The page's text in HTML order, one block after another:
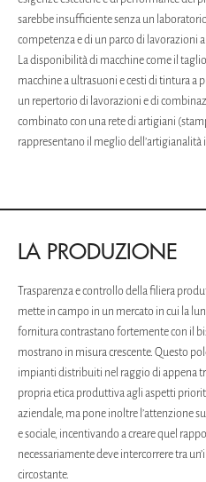
sarebbe insufficiente senza un
competenza e di un parco di lavorazioni
La disponibilità di macchine come il
macchine a ultrasuoni e cesti di tintura a
un repertorio di lavorazioni e di
combinato con una rete di artigiani
rappresentano il meglio dell’artigianalità
LA PRODUZIONE
Trasparenza e controllo della filiera
mette in campo in un mercato in cui la
fornitura contrastano fortemente con il
mostrano in misura crescente. Questo
impianti distribuiti nel raggio di appena
propria etica produttiva agli aspetti
aziendale, ma pone inoltre l’attenzione
e sociale, incentivando a creare quel
necessariamente deve intercorrere tra
circostante.